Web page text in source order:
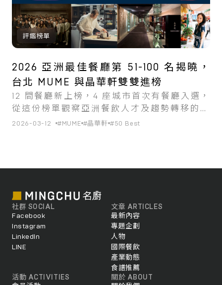
評鑑榜單
2026 亞洲最佳餐廳第 51-100 名揭曉，
台北 MUME 與晶華軒雙雙進榜
12 間餐廳新上榜，4 座城市首次有餐廳入選，
從這份榜單觀察亞洲餐飲人才及趨勢轉移的風
向。
2026-03-12 #MUME #晶華軒 #50 Best
社群 SOCIAL
Facebook
Instagram
LinkedIn
LINE
文章 ARTICLES
最新內容
專題企劃
人物
國際餐飲
產業動態
食譜推薦
活動 ACTIVITIES
關於 ABOUT